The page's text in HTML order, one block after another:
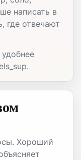
написать в
где отвечают
Хороший